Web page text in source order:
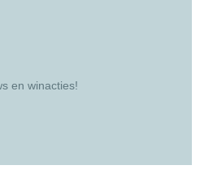
en winacties!